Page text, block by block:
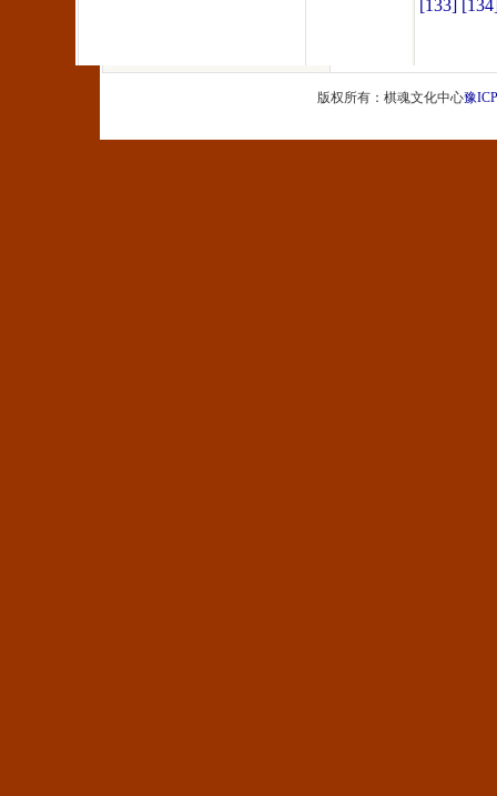
[133]
版权所有：棋魂文化中心豫